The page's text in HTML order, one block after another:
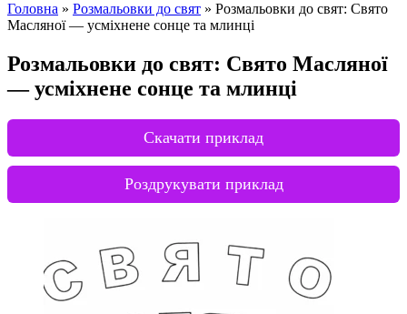
Головна » Розмальовки до свят » Розмальовки до свят: Свято
Масляної — усміхнене сонце та млинці
Розмальовки до свят: Свято Масляної
— усміхнене сонце та млинці
Скачати приклад
Роздрукувати приклад